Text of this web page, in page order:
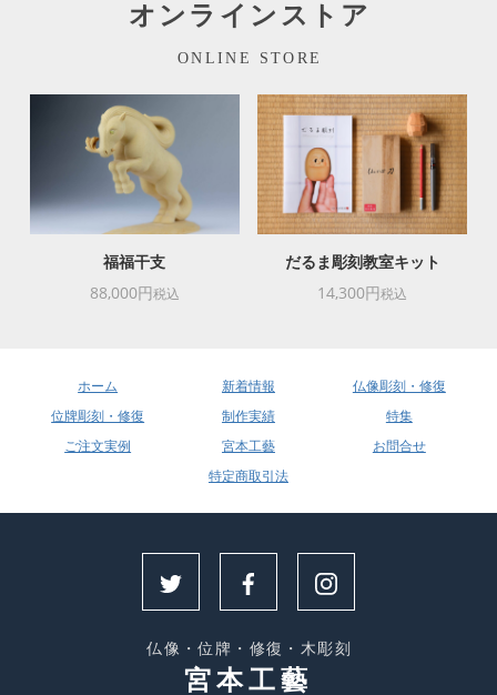
オンラインストア
ONLINE STORE
福福干支
88,000円税込
だるま彫刻教室キット
14,300円税込
ホーム 新着情報
仏像彫刻・修復
位牌彫刻・修復
制作実績
特集
ご注文実例
宮本工藝
お問合せ
特定商取引法
仏像・位牌・修復・木彫刻
宮本工藝